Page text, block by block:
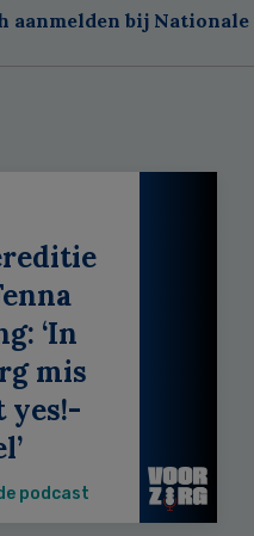
aanmelden bij Nationale
‘In
mis
yes!-
podcast